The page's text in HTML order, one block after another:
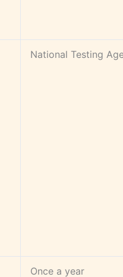
National Testing
Once a year